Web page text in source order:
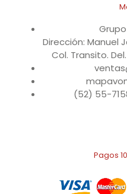
Dirección: Manuel
Col. Transito.
(52) 55-
Pagos